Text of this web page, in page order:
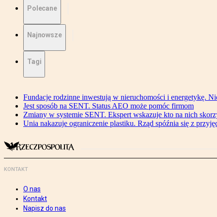
Polecane
Najnowsze
Tagi
Fundacje rodzinne inwestują w nieruchomości i energetykę.
Jest sposób na SENT. Status AEO może pomóc firmom
Zmiany w systemie SENT. Ekspert wskazuje kto na nich
Unia nakazuje ograniczenie plastiku. Rząd spóźnia się z
KONTAKT
O nas
Kontakt
Napisz do nas